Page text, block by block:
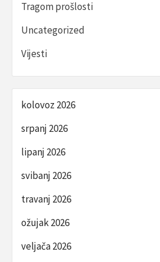
Tragom prošlosti
Uncategorized
Vijesti
kolovoz 2026
srpanj 2026
lipanj 2026
svibanj 2026
travanj 2026
ožujak 2026
veljača 2026